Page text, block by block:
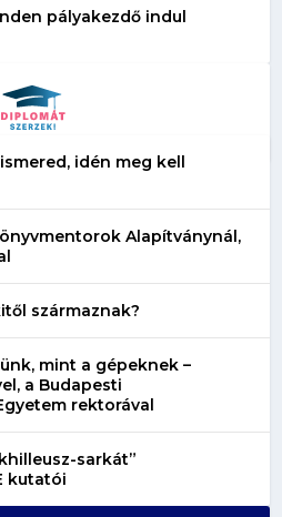
pályakezdő indul
idén meg kell
Alapítványnál,
származnak?
mint a gépeknek –
a Budapesti
rektorával
sarkát”
kutatói